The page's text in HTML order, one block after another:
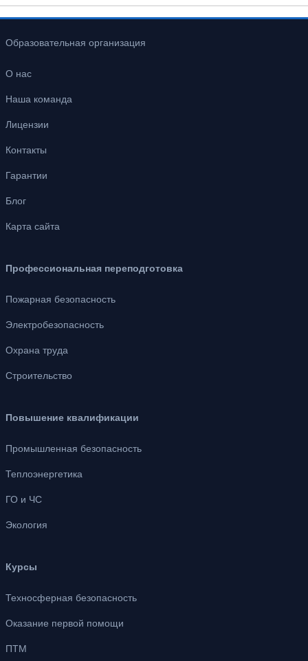
Образовательная организация
О нас
Наша команда
Лицензии
Контакты
Гарантии
Блог
Карта сайта
Профессиональная переподготовка
Пожарная безопасность
Электробезопасность
Охрана труда
Строительство
Повышение квалификации
Промышленная безопасность
Теплоэнергетика
ГО и ЧС
Экология
Курсы
Техносферная безопасность
Оказание первой помощи
ПТМ